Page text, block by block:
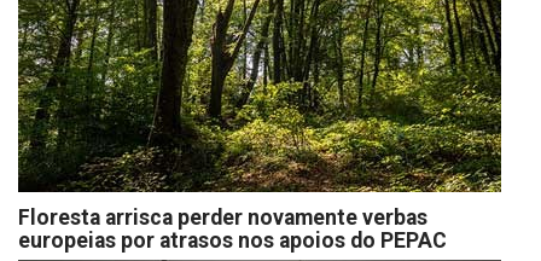
Floresta arrisca perder novamente verbas
europeias por atrasos nos apoios do PEPAC